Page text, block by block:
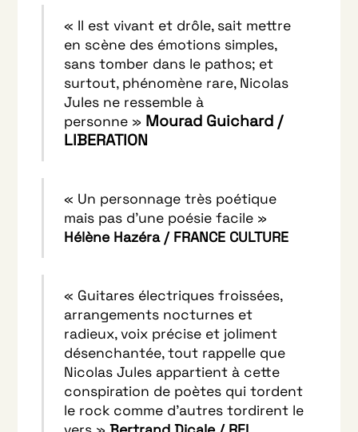
« Il est vivant et drôle, sait mettre
en scène des émotions simples,
sans tomber dans le pathos; et
surtout, phénomène rare, Nicolas
Jules ne ressemble à
personne » Mourad Guichard /
LIBERATION
« Un personnage très poétique
mais pas d’une poésie facile »
Hélène Hazéra / FRANCE CULTURE
« Guitares électriques froissées,
arrangements nocturnes et
radieux, voix précise et joliment
désenchantée, tout rappelle que
Nicolas Jules appartient à cette
conspiration de poètes qui tordent
le rock comme d’autres tordirent le